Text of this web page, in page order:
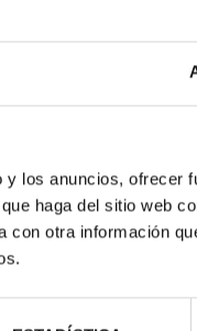
los anuncios, ofrecer
haga del sitio web
otra información